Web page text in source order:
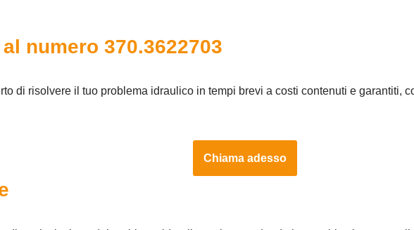
numero 370.3622703
di risolvere il tuo problema idraulico in tempi brevi a costi contenuti e garantiti,
Chiama adesso